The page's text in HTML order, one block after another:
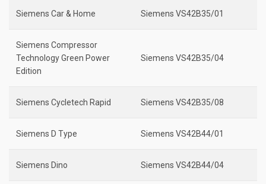
Siemens Car & Home Siemens VS42B35/01
Siemens Compressor
Technology Green Power
Edition
Siemens VS42B35/04
Siemens Cycletech Rapid Siemens VS42B35/08
Siemens D Type Siemens VS42B44/01
Siemens Dino Siemens VS42B44/04